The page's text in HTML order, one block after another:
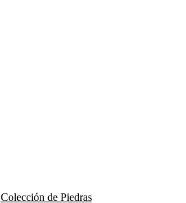
Colección de Piedras